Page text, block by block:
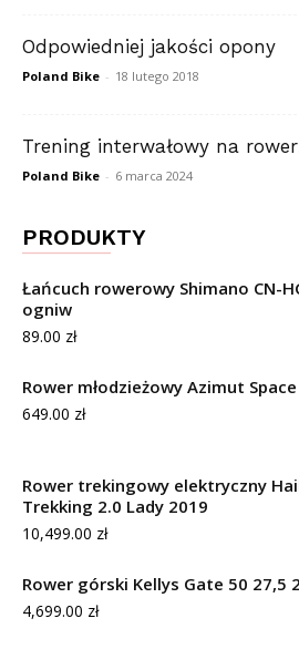
Odpowiedniej jakości opony
Poland Bike - 18 lutego 2018
Trening interwałowy na
Poland Bike - 6 marca 2024
PRODUKTY
Łańcuch rowerowy Shimano CN-
ogniw
89.00 zł
Rower młodzieżowy Azimut
649.00 zł
Rower trekingowy elektryczny
Trekking 2.0 Lady 2019
10,499.00 zł
Rower górski Kellys Gate 50 27,5
4,699.00 zł